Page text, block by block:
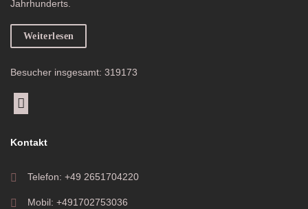
Jahrhunderts.
Weiterlesen
Besucher insgesamt: 319173
Kontakt
Telefon: +49 2651704220
Mobil: +491702753036